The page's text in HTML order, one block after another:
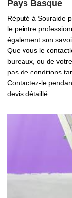
Pays Basque
Réputé à Souraide
le peintre
également son
Que vous le
bureaux, ou de
pas de conditions
Contactez-le
devis détaillé.